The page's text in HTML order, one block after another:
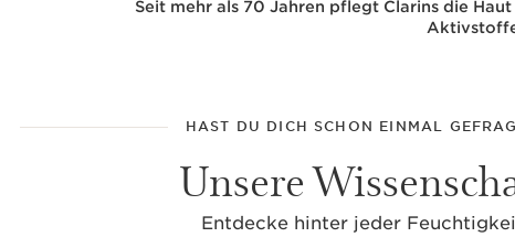
Seit mehr als 70 Jahren pflegt Clarins die
HAST DU DICH SCHON EINMAL
Unsere
Entdecke hinter jeder